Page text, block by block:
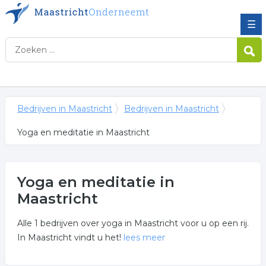
☰
Bedrijven in Maastricht Bedrijven in Maastricht
Yoga en meditatie in Maastricht
Yoga en meditatie in
Maastricht
Alle 1 bedrijven over yoga in Maastricht voor u op een rij.
In Maastricht vindt u het! lees meer